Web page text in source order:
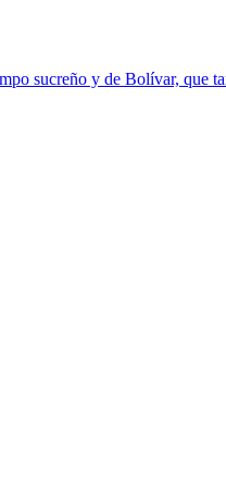
sucreño y de Bolívar, que